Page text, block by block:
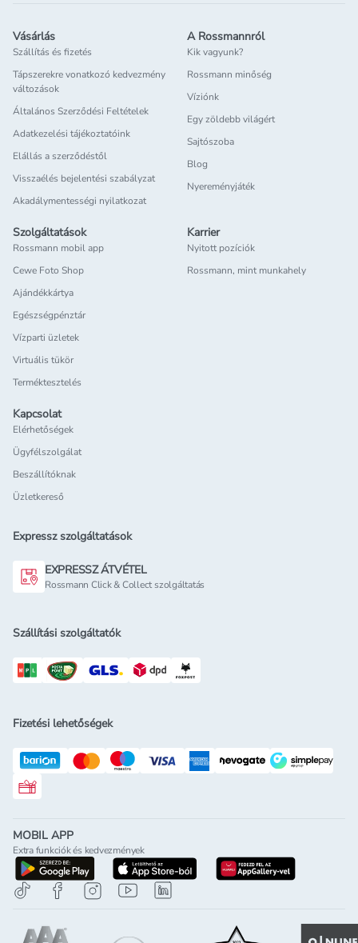
Vásárlás
Szállítás és fizetés
Tápszerekre vonatkozó kedvezmény
változások
Általános Szerződési Feltételek
Adatkezelési tájékoztatóink
Elállás a szerződéstől
Visszaélés bejelentési szabályzat
Akadálymentességi nyilatkozat
A Rossmannról
Kik vagyunk?
Rossmann minőség
Víziónk
Egy zöldebb világért
Sajtószoba
Blog
Nyereményjáték
Szolgáltatások
Rossmann mobil app
Cewe Foto Shop
Ajándékkártya
Egészségpénztár
Vízparti üzletek
Virtuális tükör
Terméktesztelés
Karrier
Nyitott pozíciók
Rossmann, mint munkahely
Kapcsolat
Elérhetőségek
Ügyfélszolgálat
Beszállítóknak
Üzletkereső
Expressz szolgáltatások
EXPRESSZ ÁTVÉTEL
Rossmann Click & Collect szolgáltatás
Szállítási szolgáltatók
Fizetési lehetőségek
Rossmann ajándékkártya
MOBIL APP
Extra funkciók és kedvezmények
letöltés a google-play-rölletöltés az app-store-ból
letöltés